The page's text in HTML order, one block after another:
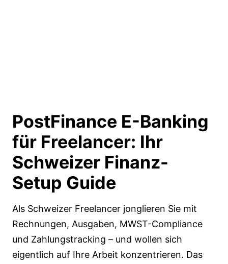
PostFinance E-Banking
für Freelancer: Ihr
Schweizer Finanz-
Setup Guide
Als Schweizer Freelancer jonglieren Sie mit
Rechnungen, Ausgaben, MWST-Compliance
und Zahlungstracking – und wollen sich
eigentlich auf Ihre Arbeit konzentrieren. Das